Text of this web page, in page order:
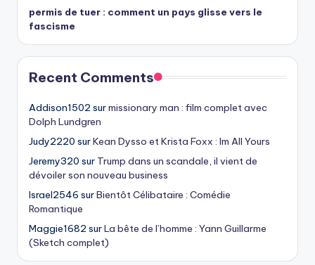
permis de tuer : comment un pays glisse vers le
fascisme
Recent Comments
Addison1502 surmissionary man : film complet avec
Dolph Lundgren
Judy2220 surKean Dysso et Krista Foxx : Im All Yours
Jeremy320 sur Trump dans un scandale, il vient de
dévoiler son nouveau business
Israel2546 surBientôt Célibataire : Comédie
Romantique
Maggie1682 surLa bête de l’homme : Yann Guillarme
(Sketch complet)